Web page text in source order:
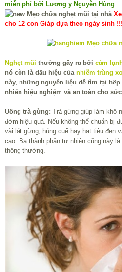
miễn phí bởi Lương y Nguyễn Hùng
cho 12 con Giáp dựa theo ngày sinh !!!
Nghẹt mũi thường gây ra bởi cảm
nó còn là dấu hiệu của nhiễm trùng
này, những nguyên liệu dễ tìm tại
nhiên hiệu nghiệm và an toàn cho
Uống trà gừng: Trà gừng giúp làm khô
đờm hiệu quả. Nếu không thể chuẩn bị
vài lát gừng, húng quế hay hạt tiêu đen
cao. Ba thành phần tự nhiên cũng này là
thông thường.